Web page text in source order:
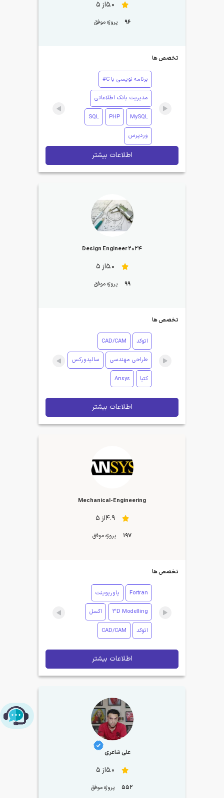
5.0از 5
96 پروژه موفق
تخصص ها
برنامه نویسی با C#
مدیریت بانک اطلاعاتی
MySQL
PHP
SQL
وردپرس
اطلاعات بیشتر
2024 Design Engineer
5.0از 5
99 پروژه موفق
تخصص ها
اتوکد CAD/CAM
طراحی مهندسی سالیدورکس
کتیا Ansys
اطلاعات بیشتر
Mechanical-Engineering
4.9از 5
197 پروژه موفق
تخصص ها
Fortran پاورپوینت
3D Modelling اکسل
اتوکد CAD/CAM
اطلاعات بیشتر
علی شاعری
5.0از 5
552 پروژه موفق
چت با پشتیبانی پارس‌کدرز